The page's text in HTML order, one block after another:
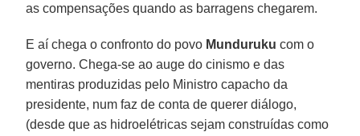
as compensações quando as barragens chegarem.
E aí chega o confronto do povo Munduruku com o
governo. Chega-se ao auge do cinismo e das
mentiras produzidas pelo Ministro capacho da
presidente, num faz de conta de querer diálogo,
(desde que as hidroelétricas sejam construídas como